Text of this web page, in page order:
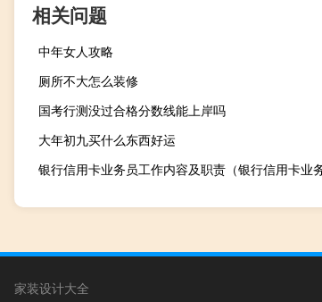
相关问题
中年女人攻略
厕所不大怎么装修
国考行测没过合格分数线能上岸吗
大年初九买什么东西好运
银行信用卡业务员工作内容及职责（银行信用卡业
家装设计大全